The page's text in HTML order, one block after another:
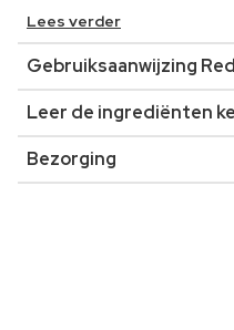
Lees verder
Gebruiksaanwijzing
Leer de ingrediënten
Bezorging